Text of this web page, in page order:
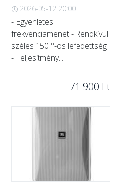
2026-05-12 20:00
- Egyenletes
frekvenciamenet - Rendkívül
széles 150 °-os lefedettség
- Teljesítmény...
71 900 Ft